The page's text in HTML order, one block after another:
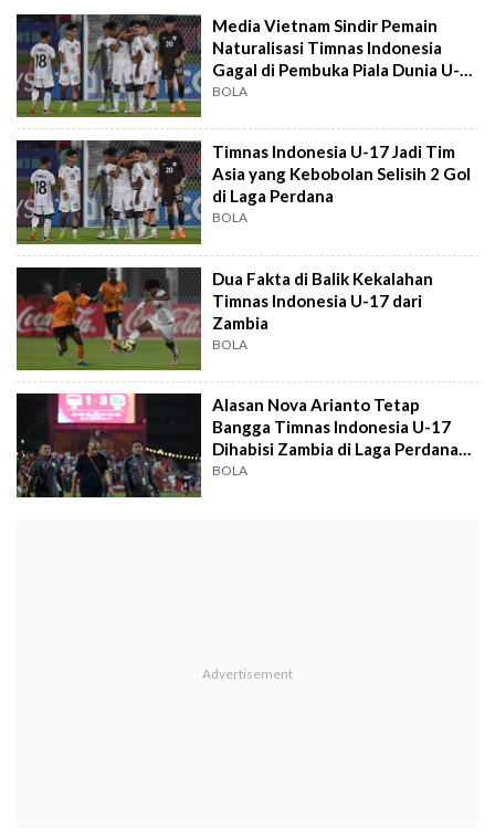
Media Vietnam Sindir Pemain
Naturalisasi Timnas Indonesia
Gagal di Pembuka Piala Dunia U-
17 2025
BOLA
Timnas Indonesia U-17 Jadi Tim
Asia yang Kebobolan Selisih 2 Gol
di Laga Perdana
BOLA
Dua Fakta di Balik Kekalahan
Timnas Indonesia U-17 dari
Zambia
BOLA
Alasan Nova Arianto Tetap
Bangga Timnas Indonesia U-17
Dihabisi Zambia di Laga Perdana
Piala Dunia
BOLA